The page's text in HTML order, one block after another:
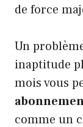
de force
Un
inaptitude
mois vous
comme un